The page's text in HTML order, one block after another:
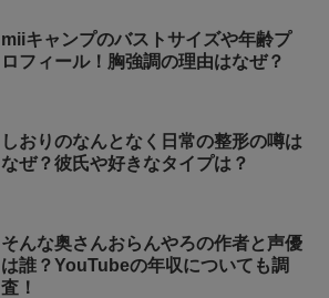
miiキャンプのバストサイズや年齢プ
ロフィール！胸強調の理由はなぜ？
しおりのなんとなく日常の整形の噂は
なぜ？彼氏や好きなタイプは？
そんな奥さんおらんやろの作者と声優
は誰？YouTubeの年収についても調
査！